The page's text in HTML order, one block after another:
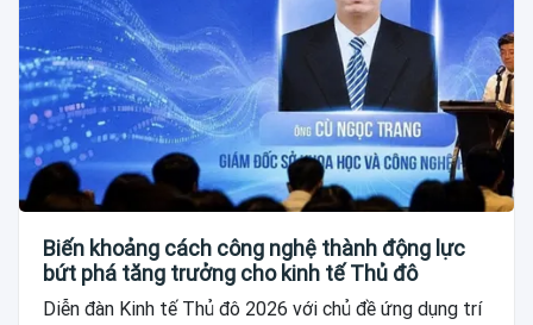
Biến khoảng cách công nghệ thành động lực
bứt phá tăng trưởng cho kinh tế Thủ đô
Diễn đàn Kinh tế Thủ đô 2026 với chủ đề ứng dụng trí